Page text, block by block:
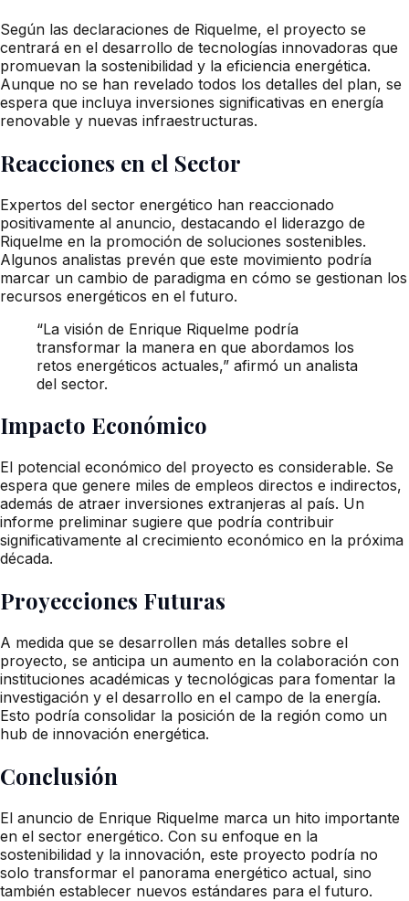
Según las declaraciones de Riquelme, el proyecto se
centrará en el desarrollo de tecnologías innovadoras que
promuevan la sostenibilidad y la eficiencia energética.
Aunque no se han revelado todos los detalles del plan, se
espera que incluya inversiones significativas en energía
renovable y nuevas infraestructuras.
Reacciones en el Sector
Expertos del sector energético han reaccionado
positivamente al anuncio, destacando el liderazgo de
Riquelme en la promoción de soluciones sostenibles.
Algunos analistas prevén que este movimiento podría
marcar un cambio de paradigma en cómo se gestionan los
recursos energéticos en el futuro.
“La visión de Enrique Riquelme podría
transformar la manera en que abordamos los
retos energéticos actuales,” afirmó un analista
del sector.
Impacto Económico
El potencial económico del proyecto es considerable. Se
espera que genere miles de empleos directos e indirectos,
además de atraer inversiones extranjeras al país. Un
informe preliminar sugiere que podría contribuir
significativamente al crecimiento económico en la próxima
década.
Proyecciones Futuras
A medida que se desarrollen más detalles sobre el
proyecto, se anticipa un aumento en la colaboración con
instituciones académicas y tecnológicas para fomentar la
investigación y el desarrollo en el campo de la energía.
Esto podría consolidar la posición de la región como un
hub de innovación energética.
Conclusión
El anuncio de Enrique Riquelme marca un hito importante
en el sector energético. Con su enfoque en la
sostenibilidad y la innovación, este proyecto podría no
solo transformar el panorama energético actual, sino
también establecer nuevos estándares para el futuro.